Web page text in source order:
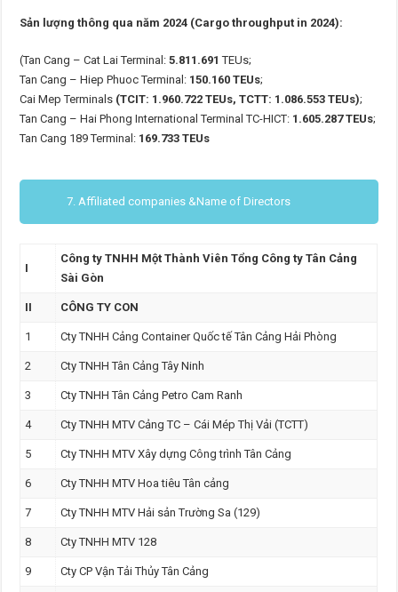
Sản lượng thông qua năm 2024 (Cargo throughput in 2024):
(Tan Cang – Cat Lai Terminal:5.811.691 TEUs;
Tan Cang – Hiep Phuoc Terminal: 150.160 TEUs;
Cai Mep Terminals (TCIT: 1.960.722 TEUs, TCTT: 1.086.553 TEUs);
Tan Cang – Hai Phong International Terminal TC-HICT: 1.605.287 TEUs;
Tan Cang 189 Terminal: 169.733 TEUs
7. Affiliated companies &Name of Directors
I
Công ty TNHH Một Thành Viên Tổng Công ty Tân Cảng
Sài Gòn
II CÔNG TY CON
1 Cty TNHH Cảng Container Quốc tế Tân Cảng Hải Phòng
2 Cty TNHH Tân Cảng Tây Ninh
3 Cty TNHH Tân Cảng Petro Cam Ranh
4 Cty TNHH MTV Cảng TC – Cái Mép Thị Vải (TCTT)
5 Cty TNHH MTV Xây dựng Công trình Tân Cảng
6 Cty TNHH MTV Hoa tiêu Tân cảng
7 Cty TNHH MTV Hải sản Trường Sa (129)
8 Cty TNHH MTV 128
9 Cty CP Vận Tải Thủy Tân Cảng